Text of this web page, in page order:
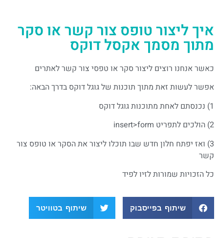
איך ליצור טופס צור קשר או סקר
מתוך מסמך אקסל דוקס
כאשר אנחנו רוצים ליצור סקר או טפסי צור קשר לאתרים
אפשר לעשות זאת מתוך תוכנות של גוגל דוקס בדרך הבאה:
1) נכנסתם לאחת מתוכנות גוגל דוקס
2) הולכים לתפריט insert>form
3) ואז יפתח חלון חדש שבו תוכלו ליצור את הסקר או טופס צור
קשר
כל הזכויות שמורות לזיו לפיד
שיתוף בפייסבוק שיתוף בטוויטר